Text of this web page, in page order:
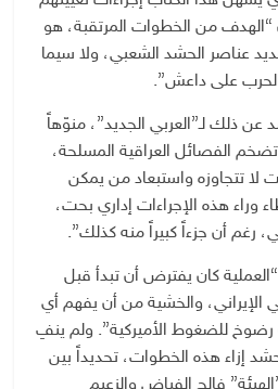
من الخطوات المرتقبة، هو
عناصر الحشد الشعبي، ولا سيما
الحرب على داعش”.
ذلك لـ”العربي الجديد”، منوّهاً
الفصائل العراقية المسلحة،
تتجاوزه واستبعاد من يمكن
وراء هذه الإجراءات إداري بحت،
رغم أن جزءاً كبيراً منه كذلك”.
كان يفترض أن تبدأ قبل
الإيراني، والخشية من أن يفهم أي
رضوخ للضغوط الأميركية”. ولم ينفِ
إزاء هذه الخطوات، تحديداً بين